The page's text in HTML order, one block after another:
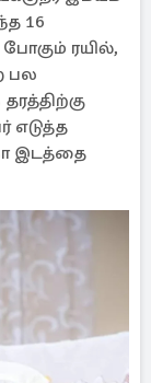
16
ரயில்,
பல
எடுத்த
இடத்தை